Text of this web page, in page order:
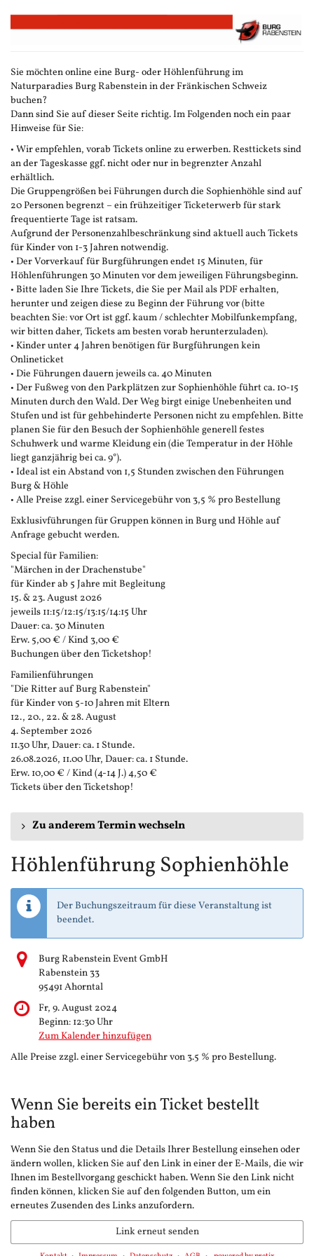
Zum
Haupt-
Sie möchten online eine Burg- oder Höhlenführung im
Naturparadies Burg Rabenstein in der Fränkischen Schweiz
buchen?
Dann sind Sie auf dieser Seite richtig. Im Folgenden noch ein paar
Hinweise für Sie:
• Wir empfehlen, vorab Tickets online zu erwerben. Resttickets sind
an der Tageskasse ggf. nicht oder nur in begrenzter Anzahl
erhältlich.
Die Gruppengrößen bei Führungen durch die Sophienhöhle sind auf
20 Personen begrenzt – ein frühzeitiger Ticketerwerb für stark
frequentierte Tage ist ratsam.
Aufgrund der Personenzahlbeschränkung sind aktuell auch Tickets
für Kinder von 1-3 Jahren notwendig.
• Der Vorverkauf für Burgführungen endet 15 Minuten, für
Höhlenführungen 30 Minuten vor dem jeweiligen Führungsbeginn.
• Bitte laden Sie Ihre Tickets, die Sie per Mail als PDF erhalten,
herunter und zeigen diese zu Beginn der Führung vor (bitte
beachten Sie: vor Ort ist ggf. kaum / schlechter Mobilfunkempfang,
wir bitten daher, Tickets am besten vorab herunterzuladen).
• Kinder unter 4 Jahren benötigen für Burgführungen kein
Onlineticket
• Die Führungen dauern jeweils ca. 40 Minuten
• Der Fußweg von den Parkplätzen zur Sophienhöhle führt ca. 10-15
Minuten durch den Wald. Der Weg birgt einige Unebenheiten und
Stufen und ist für gehbehinderte Personen nicht zu empfehlen. Bitte
planen Sie für den Besuch der Sophienhöhle generell festes
Schuhwerk und warme Kleidung ein (die Temperatur in der Höhle
liegt ganzjährig bei ca. 9°).
• Ideal ist ein Abstand von 1,5 Stunden zwischen den Führungen
Burg & Höhle
• Alle Preise zzgl. einer Servicegebühr von 3,5 % pro Bestellung
Exklusivführungen für Gruppen können in Burg und Höhle auf
Anfrage gebucht werden.
Special für Familien:
"Märchen in der Drachenstube"
für Kinder ab 5 Jahre mit Begleitung
15. & 23. August 2026
jeweils 11:15/12:15/13:15/14:15 Uhr
Dauer: ca. 30 Minuten
Erw. 5,00 € / Kind 3,00 €
Buchungen über den Ticketshop!
Familienführungen
"Die Ritter auf Burg Rabenstein"
für Kinder von 5-10 Jahren mit Eltern
12., 20., 22. & 28. August
4. September 2026
11.30 Uhr, Dauer: ca. 1 Stunde.
26.08.2026, 11.00 Uhr, Dauer: ca. 1 Stunde.
Erw. 10,00 € / Kind (4-14 J.) 4,50 €
Tickets über den Ticketshop!
Zu anderem Termin wechseln
Höhlenführung Sophienhöhle
Der Buchungszeitraum für diese Veranstaltung ist
beendet.
Burg Rabenstein Event GmbH
Rabenstein 33
95491 Ahorntal
Fr, 9. August 2024
Beginn: 12:30Uhr
Zum Kalender hinzufügen
Alle Preise zzgl. einer Servicegebühr von 3.5 % pro Bestellung.
Wenn Sie bereits ein Ticket bestellt
haben
Wenn Sie den Status und die Details Ihrer Bestellung einsehen oder
ändern wollen, klicken Sie auf den Link in einer der E-Mails, die wir
Ihnen im Bestellvorgang geschickt haben. Wenn Sie den Link nicht
finden können, klicken Sie auf den folgenden Button, um ein
erneutes Zusenden des Links anzufordern.
Link erneut senden